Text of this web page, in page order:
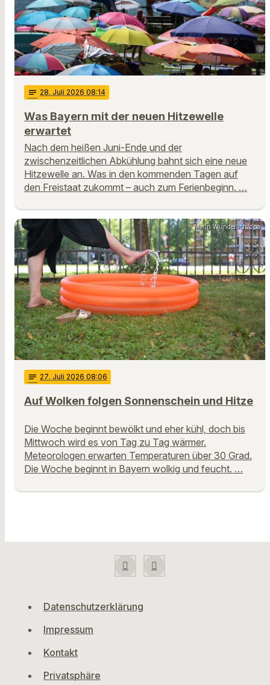
notes 28. Juli 2026 08:14
Was Bayern mit der neuen Hitzewelle
erwartet
Nach dem heißen Juni-Ende und der
zwischenzeitlichen Abkühlung bahnt sich eine neue
Hitzewelle an. Was in den kommenden Tagen auf
den Freistaat zukommt – auch zum Ferienbeginn. …
Malin Wunderlich/dpa
notes 27. Juli 2026 08:06
Auf Wolken folgen Sonnenschein und Hitze
Die Woche beginnt bewölkt und eher kühl, doch bis
Mittwoch wird es von Tag zu Tag wärmer.
Meteorologen erwarten Temperaturen über 30 Grad.
Die Woche beginnt in Bayern wolkig und feucht. …
Datenschutzerklärung
Impressum
Kontakt
Privatsphäre